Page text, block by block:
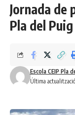
Jornada de
Pla del Puig
Última
Escola CEIP Pla